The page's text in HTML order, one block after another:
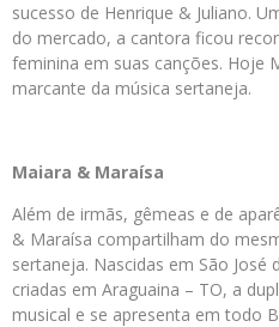
sucesso de Henrique & Juliano.
do mercado, a cantora ficou
feminina em suas canções. Hoje
marcante da música sertaneja.
Maiara & Maraísa
Além de irmãs, gêmeas e de
& Maraísa compartilham do
sertaneja. Nascidas em São
criadas em Araguaina – TO, a
musical e se apresenta em todo